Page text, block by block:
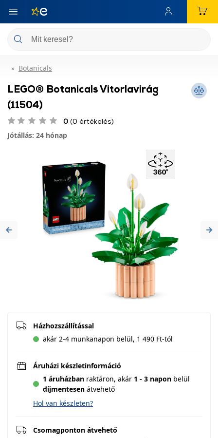
Botanicals
LEGO® Botanicals Vitorlavirág
(11504)
0 (0 értékelés)
Jótállás: 24 hónap
Previous
Házhozszállítással
akár 2-4 munkanapon belül, 1 490 Ft-tól
Áruházi készletinformáció
1 áruházban raktáron, akár 1 - 3 napon belül
díjmentesen átvehető
Hol van készleten?
Csomagponton átvehető